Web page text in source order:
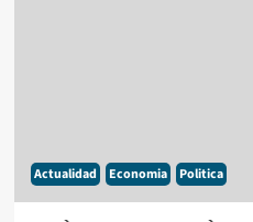
Actualidad Economia Politica